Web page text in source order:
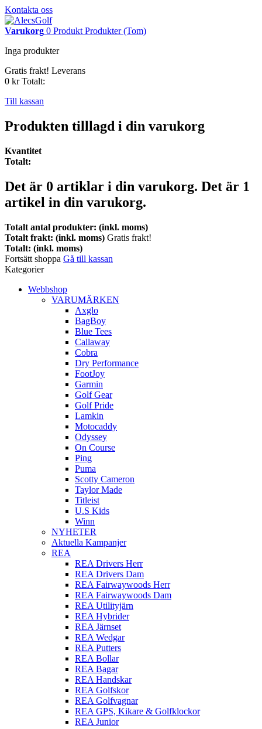
Kontakta oss
Varukorg 0 Produkt Produkter (Tom)
Inga produkter
Gratis frakt! Leverans
0 kr Totalt:
Till kassan
Produkten tilllagd i din varukorg
Kvantitet
Totalt:
Det är 0 artiklar i din varukorg. Det är 1
artikel in din varukorg.
Totalt antal produkter: (inkl. moms)
Totalt frakt: (inkl. moms) Gratis frakt!
Totalt: (inkl. moms)
Fortsätt shoppa Gå till kassan
Kategorier
Webbshop
VARUMÄRKEN
Axglo
BagBoy
Blue Tees
Callaway
Cobra
Dry Performance
FootJoy
Garmin
Golf Gear
Golf Pride
Lamkin
Motocaddy
Odyssey
On Course
Ping
Puma
Scotty Cameron
Taylor Made
Titleist
U.S Kids
Winn
NYHETER
Aktuella Kampanjer
REA
REA Drivers Herr
REA Drivers Dam
REA Fairwaywoods Herr
REA Fairwaywoods Dam
REA Utilityjärn
REA Hybrider
REA Järnset
REA Wedgar
REA Putters
REA Bollar
REA Bagar
REA Handskar
REA Golfskor
REA Golfvagnar
REA GPS, Kikare & Golfklockor
REA Junior